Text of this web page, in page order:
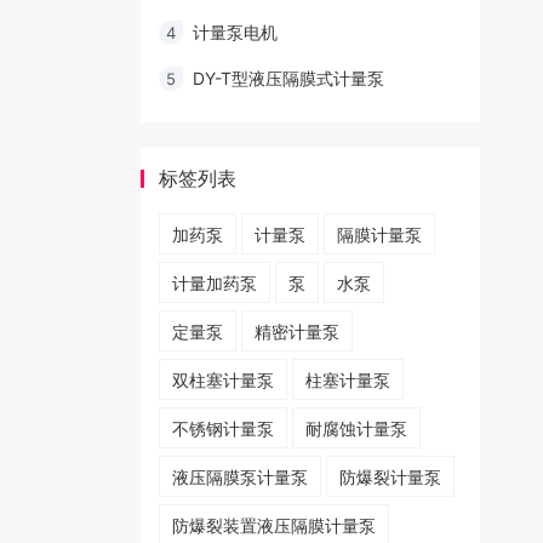
4 计量泵电机
5 DY-T型液压隔膜式计量泵
标签列表
加药泵 计量泵 隔膜计量泵
计量加药泵 泵 水泵
定量泵 精密计量泵
双柱塞计量泵 柱塞计量泵
不锈钢计量泵 耐腐蚀计量泵
液压隔膜泵计量泵 防爆裂计量泵
​防爆裂装置液压隔膜计量泵